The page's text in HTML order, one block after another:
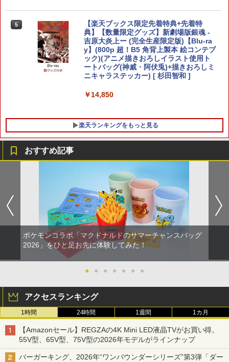
巾着＋メーカー特典:【坤と離】二振りの
剣、十翼より来たる！スタジオ描き下ろ
しイラストボード付) [Blu-ray]
￥9,900
5
【新品】【NS2】コットンロックウィズ
ユー コットンシリーズ35周年記念特別限
定版 [Switch2版][在庫品]
￥11,010
￥809
5
【楽天ブックス限定先着特典+先着特
典】【数量限定グッズ】新劇場版銀魂 -
吉原大炎上ー (完全生産限定版)【Blu-ra
y】(800p 超！B5 角背上製本 絵コンテブ
ック)(アニメ描きおろしイラスト使用ト
ートバッグ(神威・阿伏兎)+描きおろしミ
ニキャラステッカー) [ 杉田智和 ]
￥14,850
楽天ランキングをもっと見る
おすすめ記事
ポケモンコラボ「マクドナルドのサマーチャンスバッグ
2026」をひと足お先に体験してみた！
● ● ● ● ● ● ●
アクセスランキング
1時間 24時間 1週間 1カ月
【Amazonセール】REGZAの4K Mini LED液晶TVがお買い得。
55V型、65V型、75V型の2026年モデルがラインナップ
バーガーキング、2026年“ワンパウンダーシリーズ”第3弾「ダー